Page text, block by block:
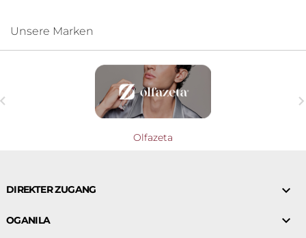
Unsere Marken
Olfazeta
DIREKTER ZUGANG 
OGANILA 